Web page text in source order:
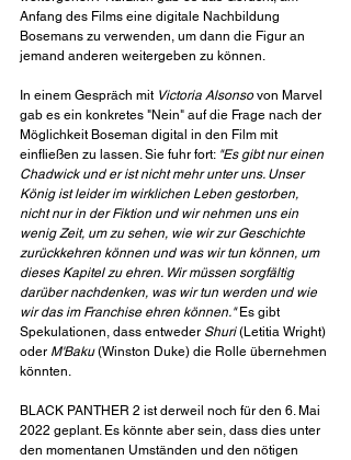
Anfang des Films eine digitale Nachbildung
Bosemans zu verwenden, um dann die Figur an
jemand anderen weitergeben zu können.
In einem Gespräch mit Victoria Alsonso von Marvel
gab es ein konkretes "Nein" auf die Frage nach der
Möglichkeit Boseman digital in den Film mit
einfließen zu lassen. Sie fuhr fort: "Es gibt nur einen
Chadwick und er ist nicht mehr unter uns. Unser
König ist leider im wirklichen Leben gestorben,
nicht nur in der Fiktion und wir nehmen uns ein
wenig Zeit, um zu sehen, wie wir zur Geschichte
zurückkehren können und was wir tun können, um
dieses Kapitel zu ehren. Wir müssen sorgfältig
darüber nachdenken, was wir tun werden und wie
wir das im Franchise ehren können." Es gibt
Spekulationen, dass entweder Shuri (Letitia Wright)
oder M'Baku (Winston Duke) die Rolle übernehmen
könnten.
BLACK PANTHER 2 ist derweil noch für den 6. Mai
2022 geplant. Es könnte aber sein, dass dies unter
den momentanen Umständen und den nötigen